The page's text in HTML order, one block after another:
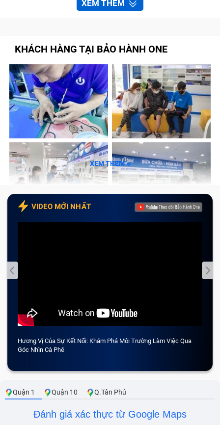
XEM THÊM
KHÁCH HÀNG TẠI BẢO HÀNH ONE
XEM THÊM
VIDEO MỚI NHẤT
Hương Vị Của Sự Kết Nối: Khám Phá Môi Trường Làm Việc Qua
Góc Nhìn Cà Phê
Quận 1 Quận 10 Q.Tân Phú
Đánh giá xác thực từ Google Maps